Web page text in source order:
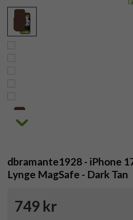
dbramante1928 - iPhone
Lynge MagSafe - Dark Tan
749 kr